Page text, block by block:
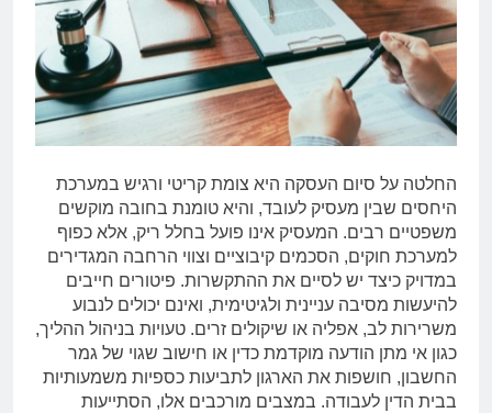
החלטה על סיום העסקה היא צומת קריטי ורגיש במערכת
היחסים שבין מעסיק לעובד, והיא טומנת בחובה מוקשים
משפטיים רבים. המעסיק אינו פועל בחלל ריק, אלא כפוף
למערכת חוקים, הסכמים קיבוציים וצווי הרחבה המגדירים
במדויק כיצד יש לסיים את ההתקשרות. פיטורים חייבים
להיעשות מסיבה עניינית ולגיטימית, ואינם יכולים לנבוע
משרירות לב, אפליה או שיקולים זרים. טעויות בניהול ההליך,
כגון אי מתן הודעה מוקדמת כדין או חישוב שגוי של גמר
החשבון, חושפות את הארגון לתביעות כספיות משמעותיות
בבית הדין לעבודה. במצבים מורכבים אלו, הסתייעות